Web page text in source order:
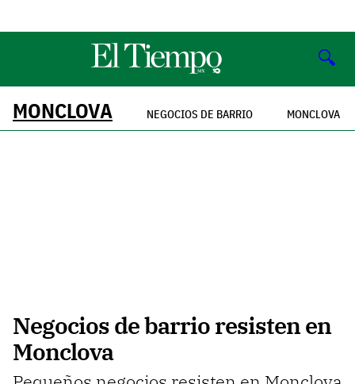
🔍
MONCLOVA NEGOCIOS DE BARRIO MONCLOVA
Negocios de barrio resisten en
Monclova